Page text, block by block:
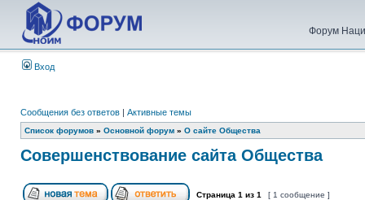
Форум
Вход
Сообщения без ответов | Активные темы
Список форумов » Основной форум » О сайте Общества
Совершенствование сайта Общества
Страница 1 из 1 [ 1 сообщение ]